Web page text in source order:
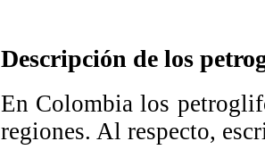
Descripción de los
En Colombia los
regiones. Al respecto,